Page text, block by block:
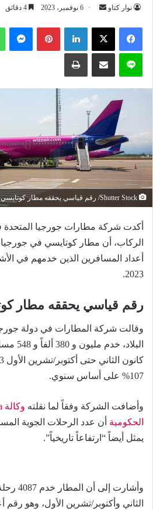
نوار كتاو
أرسل
إلكترونيا
6 نوفمبر، 2023
لينكدإن بينتيريست
لاين مشاركة عبر البريد طباعة
أكدت شركة مطارات جورجيا المتحدة
الركاب، أن مطار كوتايسي في
2023.
رقم قياسي يحققه مطار
وقالت شركة المطارات في دولة
107% على أساس سنوي.
وأضافت الشركة وفقاً لما نقلته
الحكومية أن عدد الرحلات الجوية
يمثل أيضاً “ارتفاعاً تاريخياً”.
وأشارت